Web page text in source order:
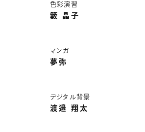
色彩演習
籔 晶子
マンガ
夢弥
デジタル背景
渡邉 翔太